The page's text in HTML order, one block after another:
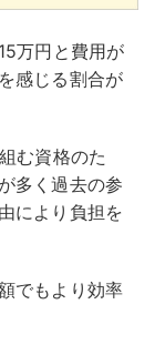
万円と費用が
感じる割合が
む資格のた
多く過去の参
により負担を
でもより効率